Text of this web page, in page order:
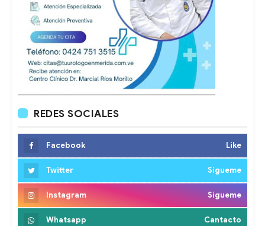
REDES SOCIALES
Facebook Like
Twitter Sigueme
Instagram Sigueme
Whatsapp Cantacto